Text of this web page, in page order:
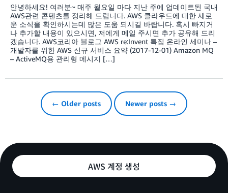
안녕하세요! 여러분~ 매주 월요일 마다 지난 주에 업데이트된 국내
AWS관련 콘텐츠를 정리해 드립니다. AWS 클라우드에 대한 새로
운 소식을 확인하시는데 많은 도움 되시길 바랍니다. 혹시 빠지거
나 추가할 내용이 있으시면, 저에게 메일 주시면 추가 공유해 드리
겠습니다. AWS코리아 블로그 AWS re:Invent 특집 온라인 세미나 –
개발자를 위한 AWS 신규 서비스 요약 (2017-12-01) Amazon MQ
– ActiveMQ용 관리형 메시지 […]
← Older posts Newer posts →
AWS 계정 생성